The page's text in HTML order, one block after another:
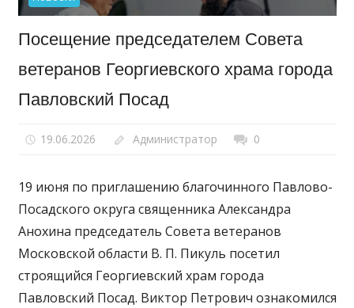
Посещение председателем Совета
ветеранов Георгиевского храма города
Павловский Посад
19.06.2026 Администратор 0
19 июня по приглашению благочинного Павлово-
Посадского округа священника Александра
Анохина председатель Совета ветеранов
Московской области В. П. Пикуль посетил
строящийся Георгиевский храм города
Павловский Посад. Виктор Петрович ознакомился